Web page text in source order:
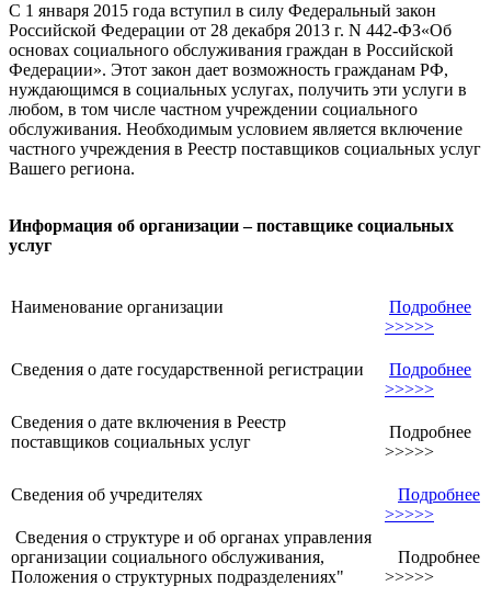
С 1 января 2015 года вступил в силу Федеральный закон
Российской Федерации от 28 декабря 2013 г. N 442-ФЗ«Об
основах социального обслуживания граждан в Российской
Федерации». Этот закон дает возможность гражданам РФ,
нуждающимся в социальных услугах, получить эти услуги в
любом, в том числе частном учреждении социального
обслуживания. Необходимым условием является включение
частного учреждения в Реестр поставщиков социальных услуг
Вашего региона.
Информация об организации – поставщике социальных
услуг
Наименование организации
Подробнее
>>>>>
Сведения о дате государственной регистрации
Подробнее
>>>>>
Сведения о дате включения в Реестр
поставщиков социальных услуг
Подробнее
>>>>>
Сведения об учредителях
Подробнее
>>>>>
Сведения о структуре и об органах управления
организации социального обслуживания,
Положения о структурных подразделениях"
Подробнее
>>>>>